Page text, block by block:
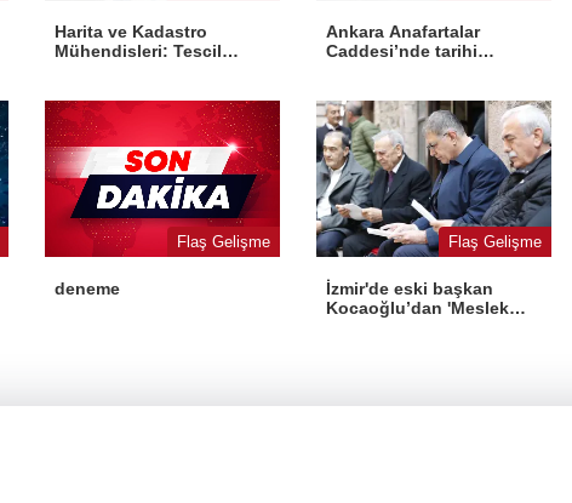
Harita ve Kadastro
Mühendisleri: Tescil
Ankara Anafartalar
Caddesi’nde tarihi
Flaş Gelişme
deneme
Flaş Gelişme
İzmir'de eski başkan
Kocaoğlu’dan 'Meslek